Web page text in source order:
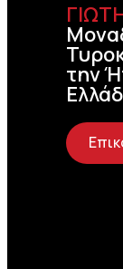
την